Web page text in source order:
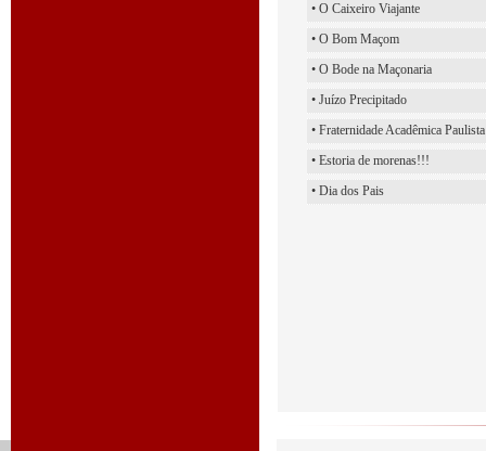
• O Caixeiro Viajante
• O Bom Maçom
• O Bode na Maçonaria
• Juízo Precipitado
• Fraternidade Acadêmica Paulista
• Estoria de morenas!!!
• Dia dos Pais